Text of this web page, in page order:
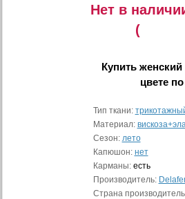
Нет в
(
Купитьженский
цветепо
Тип ткани:
Материал:
Сезон: лето
Капюшон: нет
Карманы: есть
Производитель:
Страна